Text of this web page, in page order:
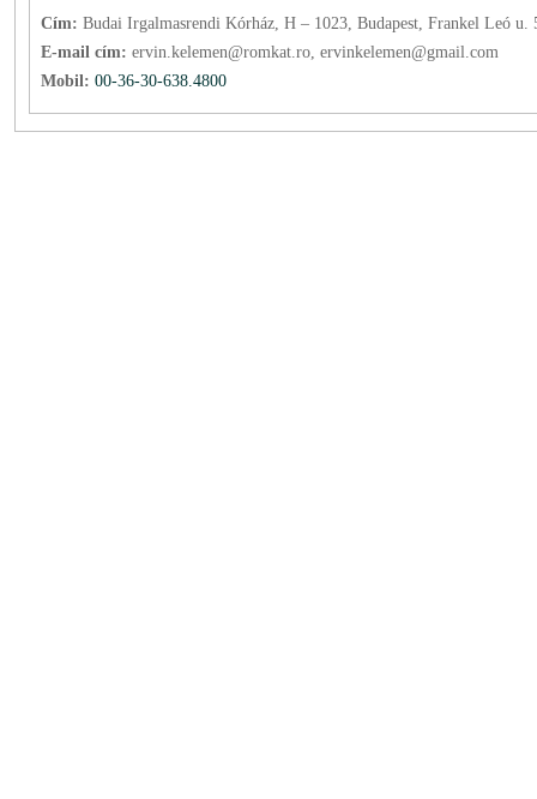
Cím: Budai Irgalmasrendi Kórház, H – 1023, Budapest, Frankel Leó u.
E-mail cím: ervin.kelemen@romkat.ro, ervinkelemen@gmail.com
Mobil: 00-36-30-638.4800